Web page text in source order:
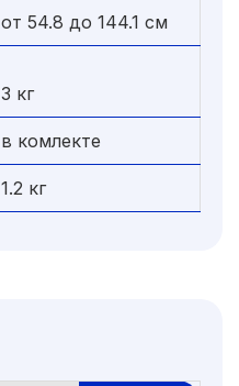
от 54.8 до 144.1 см
3 кг
в комлекте
1.2 кг